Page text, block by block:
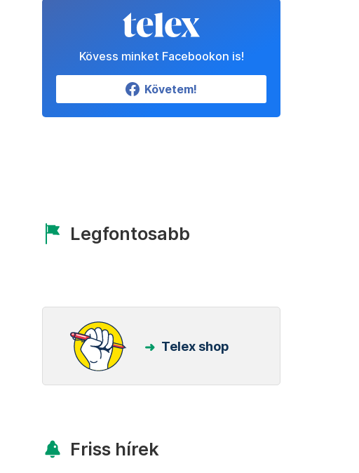
Kövess minket Facebookon is!
Követem!
Legfontosabb
Telex shop
Friss hírek